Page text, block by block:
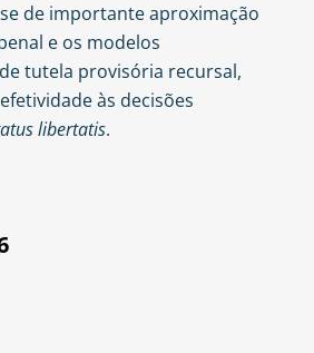
de importante aproximação
e os modelos
tutela provisória recursal,
às decisões
libertatis.